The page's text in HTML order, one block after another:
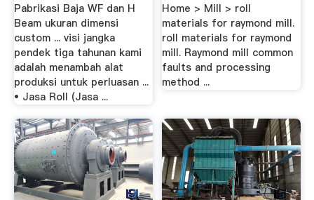
Pabrikasi Baja WF dan H
Beam ukuran dimensi
custom ... visi jangka
pendek tiga tahunan kami
adalah menambah alat
produksi untuk perluasan ...
• Jasa Roll (Jasa ...
Home > Mill > roll
materials for raymond mill.
roll materials for raymond
mill. Raymond mill common
faults and processing
method ...